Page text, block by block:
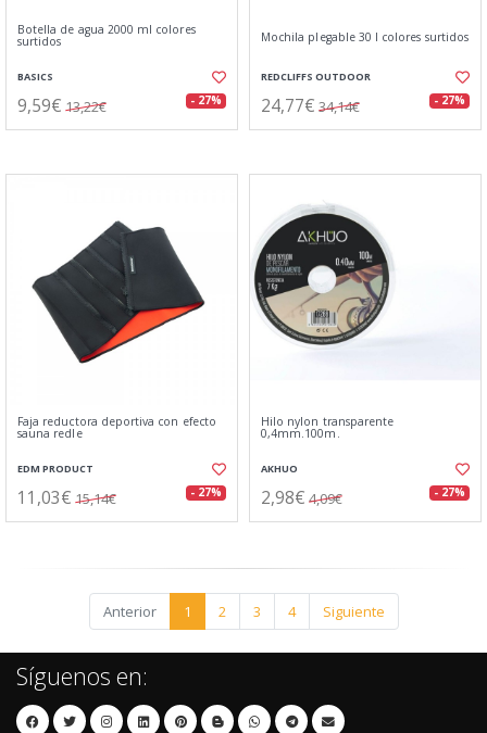
Botella de agua 2000 ml colores
surtidos
BASICS
9,59€ 13,22€ - 27%
Mochila plegable 30 l colores surtidos
REDCLIFFS OUTDOOR
24,77€ 34,14€ - 27%
Faja reductora deportiva con efecto
sauna redle
EDM PRODUCT
11,03€ 15,14€ - 27%
Hilo nylon transparente
0,4mm.100m.
AKHUO
2,98€ 4,09€ - 27%
Anterior 1 2 3 4 Siguiente
Síguenos en: